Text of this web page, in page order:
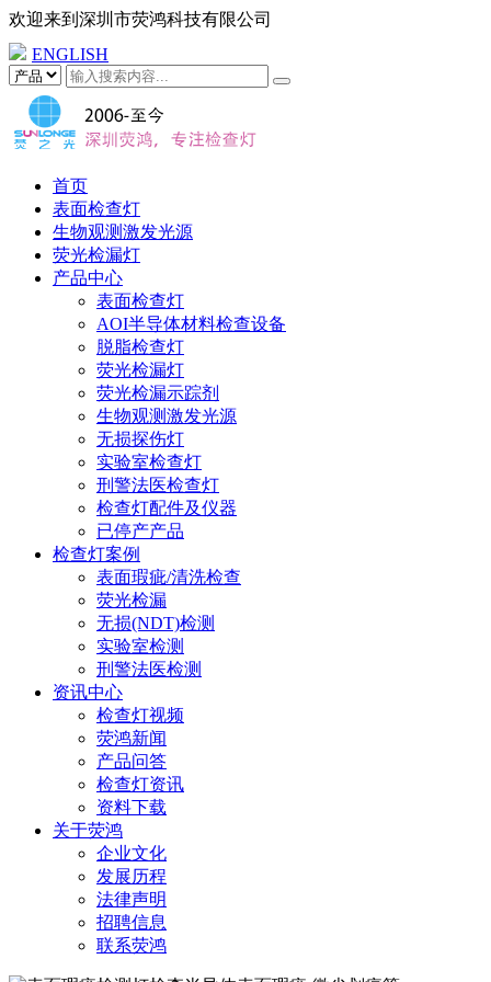
欢迎来到 深圳市荧鸿科技有限公司
ENGLISH
首页
表面检查灯
生物观测激发光源
荧光检漏灯
产品中心
表面检查灯
AOI半导体材料检查设备
脱脂检查灯
荧光检漏灯
荧光检漏示踪剂
生物观测激发光源
无损探伤灯
实验室检查灯
刑警法医检查灯
检查灯配件及仪器
已停产产品
检查灯案例
表面瑕疵/清洗检查
荧光检漏
无损(NDT)检测
实验室检测
刑警法医检测
资讯中心
检查灯视频
荧鸿新闻
产品问答
检查灯资讯
资料下载
关于荧鸿
企业文化
发展历程
法律声明
招聘信息
联系荧鸿